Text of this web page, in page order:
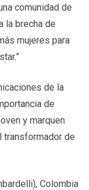
comunidad de
la brecha de
mujeres para
de la
de
y marquen
transformador de
Colombia